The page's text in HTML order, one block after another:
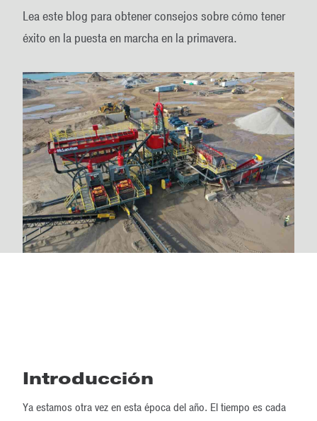
Lea este blog para obtener consejos sobre cómo tener
éxito en la puesta en marcha en la primavera.
Introducción
Ya estamos otra vez en esta época del año. El tiempo es cada